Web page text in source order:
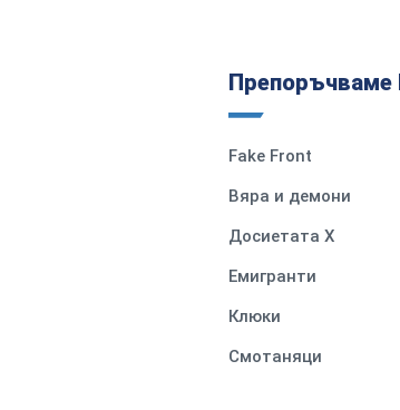
Препоръчваме
Fake Front
Вяра и демони
Досиетата Х
Емигранти
Клюки
Смотаняци